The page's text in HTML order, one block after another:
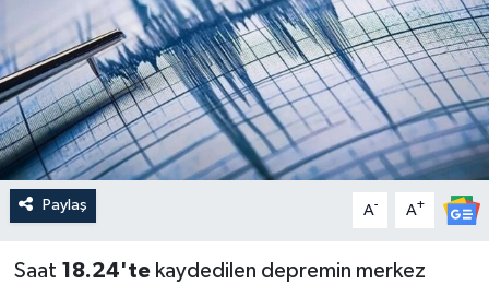
Paylaş A- A+
Saat 18.24'tekaydedilen depremin merkez